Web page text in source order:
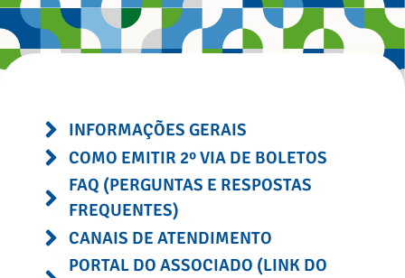
INFORMAÇÕES GERAIS
COMO EMITIR 2º VIA DE BOLETOS
FAQ (PERGUNTAS E RESPOSTAS
FREQUENTES)
CANAIS DE ATENDIMENTO
PORTAL DO ASSOCIADO (LINK DO